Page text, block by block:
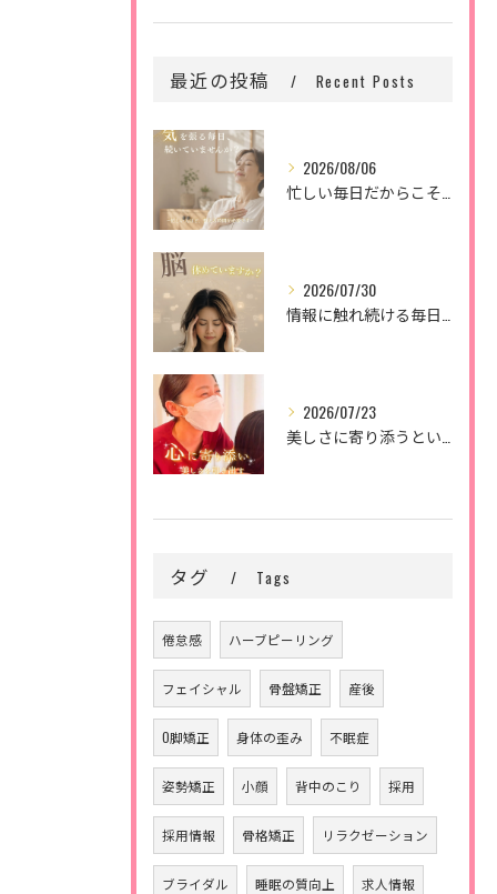
最近の投稿 Recent Posts
2026/08/06
2026/07/30
2026/07/23
タグ Tags
倦怠感 ハーブピーリング
フェイシャル 骨盤矯正 産後
O脚矯正 身体の歪み 不眠症
姿勢矯正 小顔 背中のこり 採用
採用情報 骨格矯正 リラクゼーション
ブライダル 睡眠の質向上 求人情報